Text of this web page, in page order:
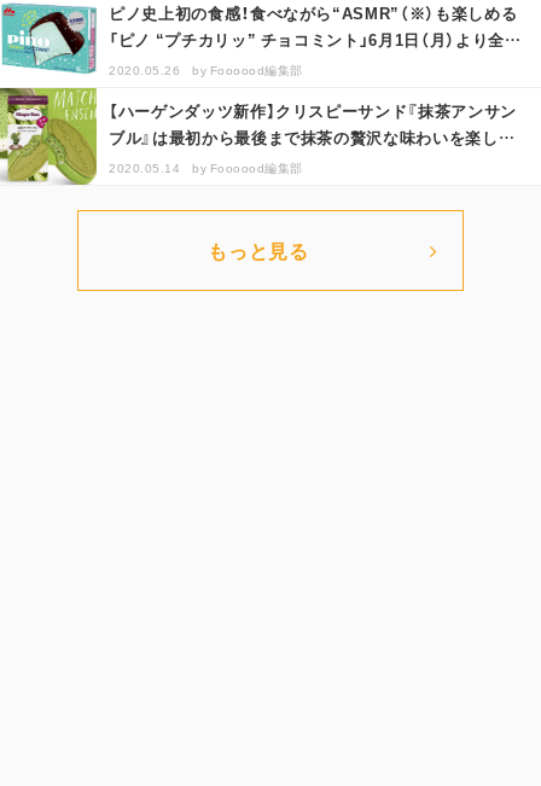
ピノ史上初の食感！食べながら“ASMR”（※）も楽しめる
「ピノ “プチカリッ” チョコミント」6月1日（月）より全国
にて期間限定発…
2020.05.26 by Foooood編集部
【ハーゲンダッツ新作】クリスピーサンド『抹茶アンサン
ブル』は最初から最後まで抹茶の贅沢な味わいを楽しめ
る！
2020.05.14 by Foooood編集部
もっと見る